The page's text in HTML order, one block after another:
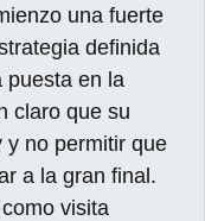
una fuerte
definida
puesta en la
claro que su
y no permitir que
a la gran final.
visita